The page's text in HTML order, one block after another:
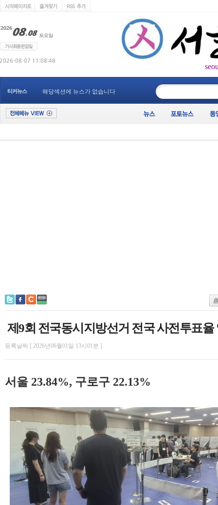
티커뉴스 해당섹션에 뉴스가 없습니다
제9회 전국동시지방선거 전국 사전투표율
등록날짜 [ 2026년06월01일 13시01분 ]
서울 23.84%, 구로구 22.13%